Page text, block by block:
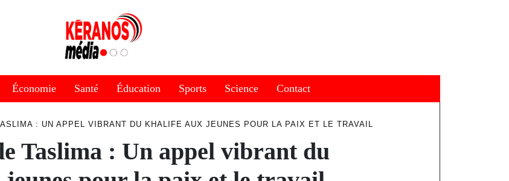
Économie Santé Éducation Sports Science Contact
: UN APPEL VIBRANT DU KHALIFE AUX JEUNES POUR LA PAIX ET LE TRAVAIL
Taslima : Un appel vibrant du